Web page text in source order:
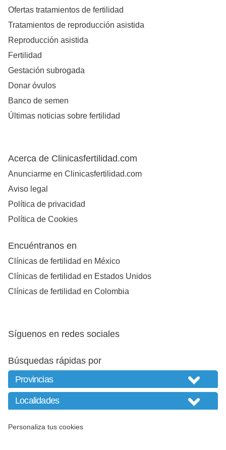
Ofertas tratamientos de fertilidad
Tratamientos de reproducción asistida
Reproducción asistida
Fertilidad
Gestación subrogada
Donar óvulos
Banco de semen
Últimas noticias sobre fertilidad
Acerca de Clinicasfertilidad.com
Anunciarme en Clinicasfertilidad.com
Aviso legal
Política de privacidad
Política de Cookies
Encuéntranos en
Clínicas de fertilidad en México
Clínicas de fertilidad en Estados Unidos
Clínicas de fertilidad en Colombia
Síguenos en redes sociales
Búsquedas rápidas por
Personaliza tus cookies